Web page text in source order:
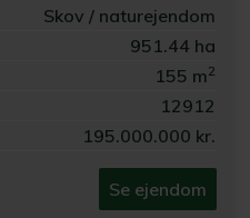
Skov / naturejendom
951.44 ha
155 m2
12912
195.000.000 kr.
Se ejendom